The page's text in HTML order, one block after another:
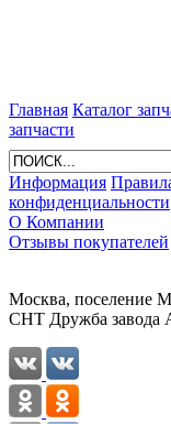
Главная Каталог
запчасти
Информация
конфиденциальности
О Компании
Отзывы покупателей
Москва, поселение
СНТ Дружба завода